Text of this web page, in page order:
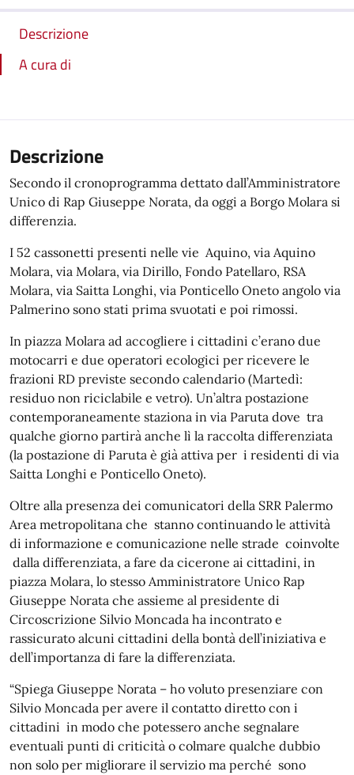
Descrizione
A cura di
Descrizione
Secondo il cronoprogramma dettato dall’Amministratore
Unico di Rap Giuseppe Norata, da oggi a Borgo Molara si
differenzia.
I 52 cassonetti presenti nelle vie Aquino, via Aquino
Molara, via Molara, via Dirillo, Fondo Patellaro, RSA
Molara, via Saitta Longhi, via Ponticello Oneto angolo via
Palmerino sono stati prima svuotati e poi rimossi.
In piazza Molara ad accogliere i cittadini c’erano due
motocarri e due operatori ecologici per ricevere le
frazioni RD previste secondo calendario (Martedì:
residuo non riciclabile e vetro). Un’altra postazione
contemporaneamente staziona in via Paruta dove tra
qualche giorno partirà anche lì la raccolta differenziata
(la postazione di Paruta è già attiva per i residenti di via
Saitta Longhi e Ponticello Oneto).
Oltre alla presenza dei comunicatori della SRR Palermo
Area metropolitana che stanno continuando le attività
di informazione e comunicazione nelle strade coinvolte
dalla differenziata, a fare da cicerone ai cittadini, in
piazza Molara, lo stesso Amministratore Unico Rap
Giuseppe Norata che assieme al presidente di
Circoscrizione Silvio Moncada ha incontrato e
rassicurato alcuni cittadini della bontà dell’iniziativa e
dell’importanza di fare la differenziata.
“Spiega Giuseppe Norata – ho voluto presenziare con
Silvio Moncada per avere il contatto diretto con i
cittadini in modo che potessero anche segnalare
eventuali punti di criticità o colmare qualche dubbio
non solo per migliorare il servizio ma perché sono